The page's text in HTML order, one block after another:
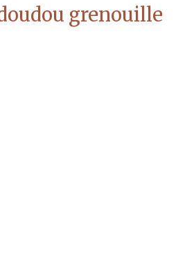
grenouille